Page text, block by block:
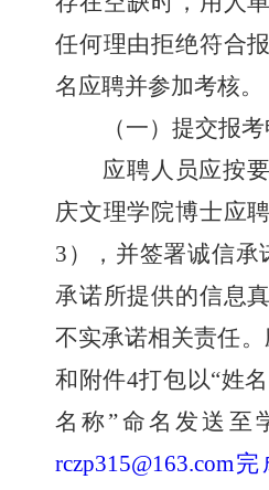
任何理由拒绝符合
名应聘并参加考核。
（一）提交报考
应聘人员应按
庆文理学院博士应
3 ），并签署诚信承
承诺所提供的信息
不实承诺相关责任
和附件4打包以“姓名
名称”命名发送至
rczp315@163.com完